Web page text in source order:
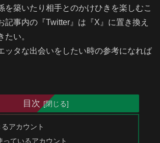
を築いたり相手とのかけひきを楽しむこ
記事内の『Twitter』は『X』に置き換え
たい。
ッタな出会いをしたい時の参考になれば
目次
アカウント
っているアカウント